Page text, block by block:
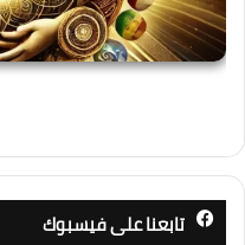
تابعنا على فيسبوك